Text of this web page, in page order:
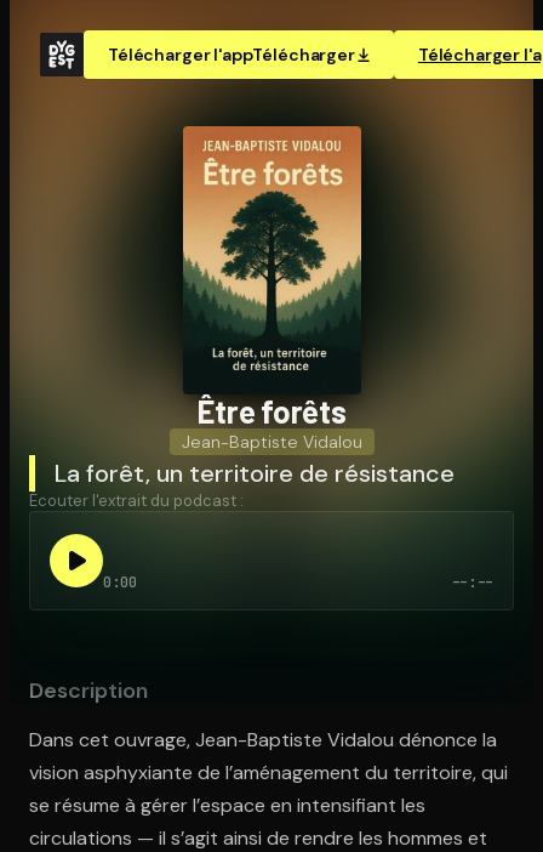
Télécharger l'appTélécharger Télécharger
Être forêts
Jean-Baptiste Vidalou
La forêt, un territoire de résistance
Écouter l'extrait du podcast :
0:00 --:--
Description
Dans cet ouvrage, Jean-Baptiste Vidalou dénonce la
vision asphyxiante de l’aménagement du territoire, qui
se résume à gérer l’espace en intensifiant les
circulations — il s’agit ainsi de rendre les hommes et